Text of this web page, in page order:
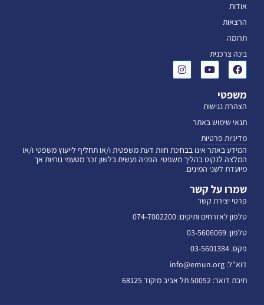
אודות
הרצאות
תרומה
בינה צרכנית
משפטי
הצהרת נגישות
תנאי שימוש באתר
מדיניות פרטיות
המידע באתר אינו בבחינת חוות דעת משפטית ו/או תחליף לייעוץ משפטי ו/או
המלצה לנקוט בהליך משפטי. הפניה נעשית בלשון זכר מטעמי נוחיות אך
מיועדת לשני המינים.
שמרו על קשר
פרטי יצירת קשר
טלפון לאזרחים ותיקים: 074-7002200
טלפון: 03-5606069
פקס. 03-5601384
דוא"ל: info@emun.org
תיבת דואר: 50052 תל אביב מיקוד 68125